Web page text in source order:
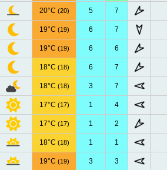
20°C (20) 5 7
19°C (19) 6 7
19°C (19) 6 6
18°C (18) 6 7
18°C (18) 3 7
17°C (17) 1 4
17°C (17) 1 2
18°C (18) 1 1
19°C (19) 3 3